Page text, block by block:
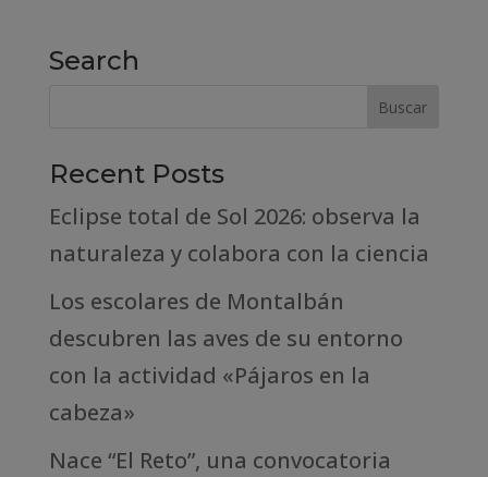
Search
Recent Posts
Eclipse total de Sol 2026: observa la
naturaleza y colabora con la ciencia
Los escolares de Montalbán
descubren las aves de su entorno
con la actividad «Pájaros en la
cabeza»
Nace “El Reto”, una convocatoria